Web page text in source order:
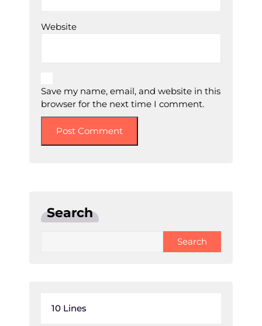
Website
Save my name, email, and website in this
browser for the next time I comment.
Search
Search
10 Lines